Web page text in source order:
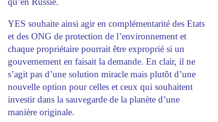
YES souhaite ainsi agir en complémentarité des Etats
et des ONG de protection de l’environnement et
chaque propriétaire pourrait être exproprié si un
gouvernement en faisait la demande. En clair, il ne
s’agit pas d’une solution miracle mais plutôt d’une
nouvelle option pour celles et ceux qui souhaitent
investir dans la sauvegarde de la planète d’une
manière originale.